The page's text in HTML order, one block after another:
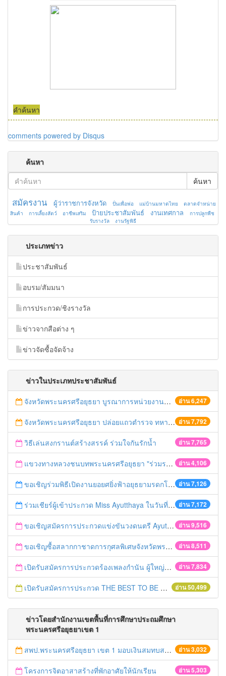
คำค้นหา
comments powered by Disqus
ค้นหา
ค้นหา
สมัครงาน ผู้ว่าราชการจังหวัด ปั่นเพื่อพ่อ แม่บ้านมหาดไทย
ตลาดจำหน่าย
สินค้า
การเลี้ยงสัตว์ อาชีพเสริม ป้ายประชาสัมพันธ์ งานเทศกาล
การปลูกพืช
รับรางวัล
งานรัฐพิธี
ประเภทข่าว
ประชาสัมพันธ์
อบรม/สัมมนา
การประกวด/ชิงรางวัล
ข่าวจากสือต่าง ๆ
ข่าวจัดซื้อจัดจ้าง
ข่าวในประเภทประชาสัมพันธ์
อ่าน 6,247
จังหวัดพระนครศรีอยุธยา บูรณาการหน่วยงานที่เกี่ยวข้อง ลงพื้นที่จัดระเบียบและดำเนินมาตรการตามบทลงโทษสูงสุดกับผู้ประกอบการร้านค้าที่ยังฝ่าฝืนตั้งร้านค้ารุกล้ำเขตพื้นที่ทางหลวง เตรียมความปลอดภัยก่อนเทศกาลสงกรานต์
อ่าน 7,792
จังหวัดพระนครศรีอยุธยา ปล่อยแถวตำรวจ ทหาร ฝ่ายปกครอง กว่า 100 นาย ตรวจเข้มท่ารถสาธารณะ สถานีขนส่งรถโดยสาร วินรถตู้ และสถานีรถไฟ เตรียมรับมือเทศกาลสงกรานต์
อ่าน 7,765
วิธีเล่นสงกรานต์สร้างสรรค์ ร่วมใจกันรักน้ำ
อ่าน 4,106
แขวงทางหลวงชนบทพระนครศรีอยุธยา "ร่วมรณรงค์ ขับช้า เปิดไฟหน้า คาดเข็มขัด" เทศกาลสงกรานต์ ปี 2561
อ่าน 7,126
ขอเชิญร่วมพิธีเปิดงานยอยศยิ่งฟ้าอยุธยามรดกโลก
อ่าน 7,172
ร่วมเชียร์ผู้เข้าประกวด Miss Ayutthaya ในวันที่ 15 ธันวาคม 2560
อ่าน 9,516
ขอเชิญสมัครการประกวดแข่งขันวงดนตรี Ayutthaya battle of the bands
อ่าน 8,511
ขอเชิญซื้อสลากกาชาดการกุศลพิเศษจังหวัดพระนครศรีอยุธยา 2560
อ่าน 7,834
เปิดรับสมัครการประกวดร้องเพลงกำนัน ผู้ใหญ่บ้าน ฯลฯ
อ่าน 50,499
เปิดรับสมัครการประกวด THE BEST TO BE NUMBER ONE
ข่าวโดยสำนักงานเขตพื้นที่การศึกษาประถมศึกษา
พระนครศรีอยุธยาเขต 1
อ่าน 3,032
สพป.พระนครศรีอยุธยา เขต 1 มอบเงินสมทบสร้างพระราชานุสาวรีย์ สมเด็จพระเจ้าตากสินมหาราช
อ่าน 5,303
โครงการจิตอาสาสร้างที่พักอาศัยให้นักเรียน